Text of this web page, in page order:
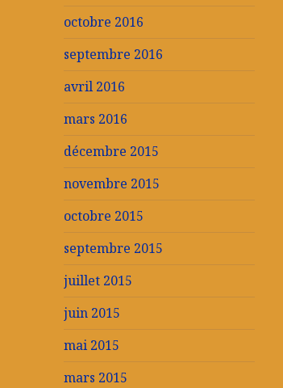
octobre 2016
septembre 2016
avril 2016
mars 2016
décembre 2015
novembre 2015
octobre 2015
septembre 2015
juillet 2015
juin 2015
mai 2015
mars 2015